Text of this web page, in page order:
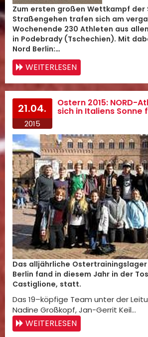
Zum ersten großen Wettkampf der
Straßengehen trafen sich am
Wochenende 230 Athleten aus
in Podebrady (Tschechien). Mit
Nord Berlin:…
WEITERLESEN
21.04.
2015
Ostern 2015: NORD-
sich in Italiens Sonne
Das alljährliche Ostertrainingslager
Berlin fand in diesem Jahr in der
Castiglione, statt.
Das 19–köpfige Team unter der
Nadine Großkopf, Jan-Gerrit Keil…
WEITERLESEN